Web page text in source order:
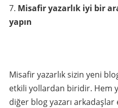
Misafir yazarlık iyi bir
yapın
Misafir yazarlık sizin yeni
etkili yollardan biridir. Hem
diğer blog yazarı arkadaşlar